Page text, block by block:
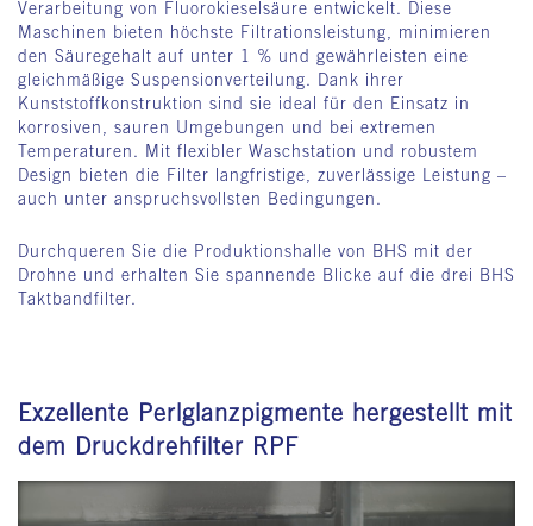
Verarbeitung von Fluorokieselsäure entwickelt. Diese
Maschinen bieten höchste Filtrationsleistung, minimieren
den Säuregehalt auf unter 1 % und gewährleisten eine
gleichmäßige Suspensionverteilung. Dank ihrer
Kunststoffkonstruktion sind sie ideal für den Einsatz in
korrosiven, sauren Umgebungen und bei extremen
Temperaturen. Mit flexibler Waschstation und robustem
Design bieten die Filter langfristige, zuverlässige Leistung –
auch unter anspruchsvollsten Bedingungen.
Durchqueren Sie die Produktionshalle von BHS mit der
Drohne und erhalten Sie spannende Blicke auf die drei BHS
Taktbandfilter.
Exzellente Perlglanzpigmente hergestellt mit
dem Druckdrehfilter RPF